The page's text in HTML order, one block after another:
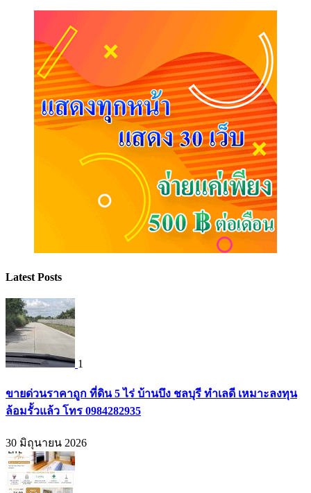
Latest Posts
1
ขายด่วนราคาถูก ที่ดิน 5 ไร่ บ้านบึง ชลบุรี ทำเลดี เหมาะลงทุน
ล้อมรั้วแล้ว โทร 0984282935
30 มิถุนายน 2026